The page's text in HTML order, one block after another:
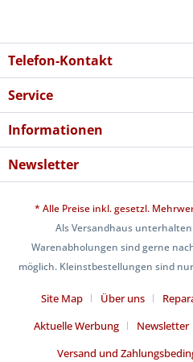
Telefon-Kontakt
Service
Informationen
Newsletter
* Alle Preise inkl. gesetzl.
Als Versandhaus
Warenabholungen sind gerne
möglich. Kleinstbestellungen sind
Site Map Über uns
Aktuelle Werbung
Newsletter
Versand und